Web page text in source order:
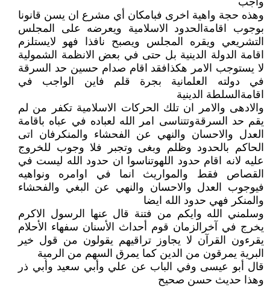
وهذه حجة واهية اخرى فبامكان أي مشرع ان يسن قانونا
بوجوب اقامةالحدود الاسلامية ويعرضه على المجلس
التشريعي ويقره المجلس ويصبح نافذا فهو لايستلزم
اقامة الدولة الدينية بل حتى في بعض الانظمة الشمولية
لا يستوجب الامر هكذافقد اقام صدام حسين حد السرقة
في دولته العلمانية بجرة قلم فاين الواجب في
اقامةالسلطة الدينية
والادهى والامر ان تلك الحركات الاسلامية تكفر من لم
يقم حد السرقةوتتناسى امر الله لعباده في عباه باقامة
العدل والاحسان والنهي عن الفحشاء والمنكرفان اتى
الحاكم بالحدود وظلم وبغى وتجبر فلا وجوب للخروج
عليه لانه اقام حدود اللهوتناسوا ان حدود الله ليست في
القصاص فقط والمواريث انما في اوامره ونواهيه
فيوجوب العدل والاحسان والنهي عن البغي والفحشاء
والمنكر فهي حدود الله ايضا
وسلمني الله وايكم من فتنة قال عنها الرسول الاكرم
يخرج في آخرالزمان قوم أحداث الأسنان سفهاء الأحلام
يقرءون القرآن لا يجاوز تراقيهم يقولون من قول خير
البرية يمرقون من الدين كما يمرق السهم من الرمية
قال أبو عيسى وفي الباب عن علي وأبي سعيد وأبي ذر
وهذا حديث حسن صحيح